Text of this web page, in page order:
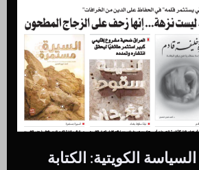
الكويتية: الكتابة